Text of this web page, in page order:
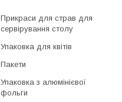
Прикраси для страв для
сервірування столу
Упаковка для квітів
Пакети
Упаковка з алюмінієвої
фольги